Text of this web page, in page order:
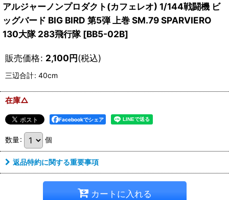
アルジャーノンプロダクト(カフェレオ) 1/144戦闘機 ビ
ッグバード BIG BIRD 第5弾 上巻 SM.79 SPARVIERO
130大隊 283飛行隊 [BB5-02B]
販売価格: 2,100円(税込)
三辺合計: 40cm
在庫△
Facebookでシェア
数量: 個
返品特約に関する重要事項
カートに入れる